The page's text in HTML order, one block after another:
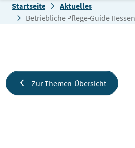
Zum Inhalt springen
Startseite
Aktuelles
Betriebliche Pflege-Guide Hessen
Zur Themen-Übersicht